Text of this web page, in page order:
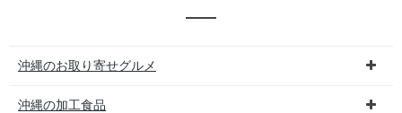
沖縄のお取り寄せグルメ
沖縄の加工食品